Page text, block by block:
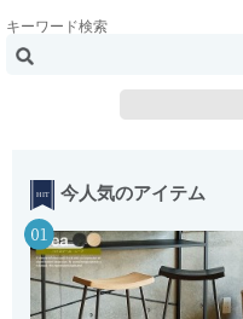
キーワード検索
今人気のアイテム